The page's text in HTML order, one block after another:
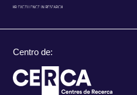
Centro de: